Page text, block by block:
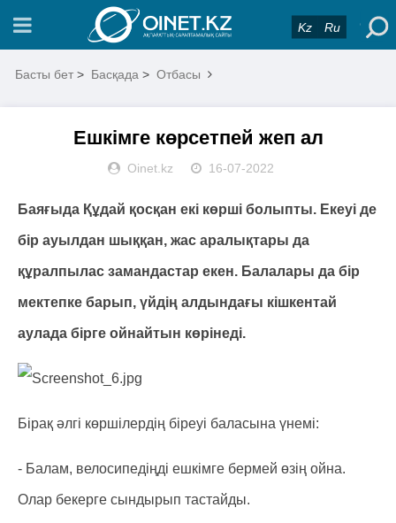
Kz Ru
Басты бет > Басқада > Отбасы
Ешкімге көрсетпей жеп ал
Oinet.kz 16-07-2022
Баяғыда Құдай қосқан екі көрші болыпты. Екеуі де
бір ауылдан шыққан, жас аралықтары да
құралпылас замандастар екен. Балалары да бір
мектепке барып, үйдің алдындағы кішкентай
аулада бірге ойнайтын көрінеді.
Бірақ әлгі көршілердің біреуі баласына үнемі:
- Балам, велосипедіңді ешкімге бермей өзің ойна.
Олар бекерге сындырып тастайды.